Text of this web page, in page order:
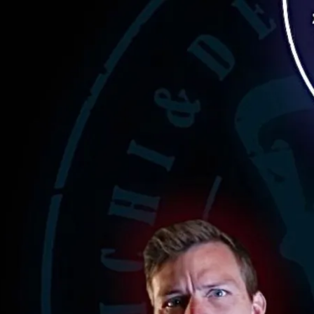
Aktivitäten im Chiemgau
Wandern & Gipfelglück
Chiemsee &
Aktivitäten für die Familie
Winter
Golfen
Leben &